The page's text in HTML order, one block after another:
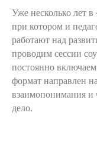
Уже несколько лет
при котором и
работают над
проводим сессии
постоянно
формат направлен
взаимопонимания и
дело.